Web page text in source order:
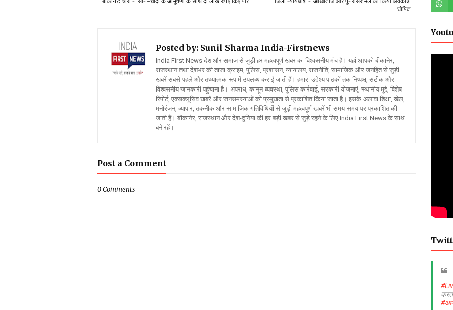
घोषित
Posted by: Sunil Sharma India-Firstnews
India First News देश और समाज से जुड़ी हर महत्वपूर्ण खबर का विश्वसनीय मंच है। यहां आपको बीकानेर,
राजस्थान तथा देशभर की ताजा क्राइम, पुलिस, प्रशासन, न्यायालय, राजनीति, सामाजिक और जनहित से जुड़ी
खबरें सबसे पहले और तथ्यात्मक रूप में उपलब्ध कराई जाती हैं। हमारा उद्देश्य पाठकों तक निष्पक्ष, सटीक और
विश्वसनीय जानकारी पहुंचाना है। अपराध, कानून-व्यवस्था, पुलिस कार्रवाई, सरकारी योजनाएं, स्थानीय मुद्दे, विशेष
रिपोर्ट, एक्सक्लूसिव खबरें और जनसमस्याओं को प्रमुखता से प्रकाशित किया जाता है। इसके अलावा शिक्षा, खेल,
मनोरंजन, व्यापार, तकनीक और सामाजिक गतिविधियों से जुड़ी महत्वपूर्ण खबरें भी समय-समय पर प्रकाशित की
जाती हैं। बीकानेर, राजस्थान और देश-दुनिया की हर बड़ी खबर से जुड़े रहने के लिए India First News के साथ
बने रहें।
Post a Comment
0 Comments